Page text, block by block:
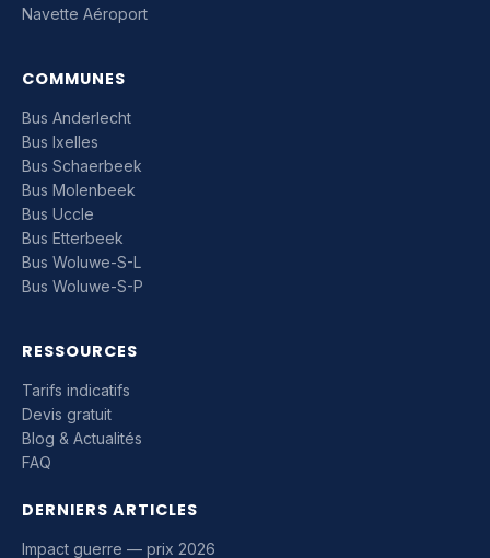
Navette Aéroport
COMMUNES
Bus Anderlecht
Bus Ixelles
Bus Schaerbeek
Bus Molenbeek
Bus Uccle
Bus Etterbeek
Bus Woluwe-S-L
Bus Woluwe-S-P
RESSOURCES
Tarifs indicatifs
Devis gratuit
Blog & Actualités
FAQ
DERNIERS ARTICLES
Impact guerre — prix 2026